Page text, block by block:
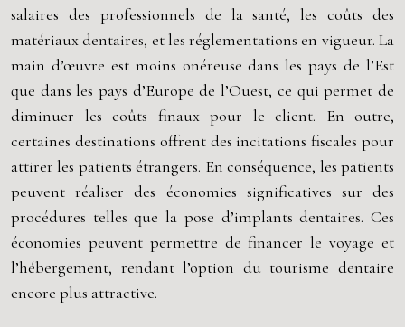
salaires des professionnels de la santé, les coûts des
matériaux dentaires, et les réglementations en vigueur. La
main d’œuvre est moins onéreuse dans les pays de l’Est
que dans les pays d’Europe de l’Ouest, ce qui permet de
diminuer les coûts finaux pour le client. En outre,
certaines destinations offrent des incitations fiscales pour
attirer les patients étrangers. En conséquence, les patients
peuvent réaliser des économies significatives sur des
procédures telles que la pose d’implants dentaires. Ces
économies peuvent permettre de financer le voyage et
l’hébergement, rendant l’option du tourisme dentaire
encore plus attractive.